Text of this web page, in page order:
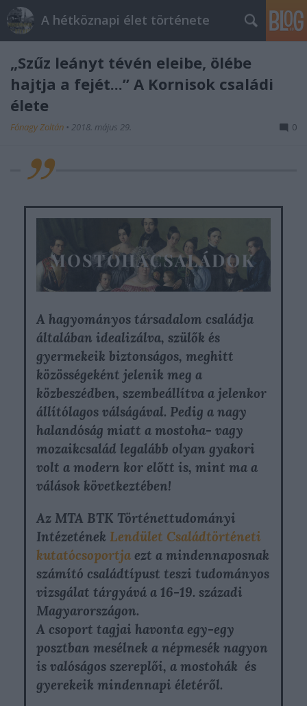
A hétköznapi élet története
„Szűz leányt tévén eleibe, ölébe
hajtja a fejét...” A Kornisok családi
élete
Fónagy Zoltán • 2018. május 29. 0
A hagyományos társadalom családja
általában idealizálva, szülők és
gyermekeik biztonságos, meghitt
közösségeként jelenik meg a
közbeszédben, szembeállítva a jelenkor
állítólagos válságával. Pedig a nagy
halandóság miatt a mostoha- vagy
mozaikcsalád legalább olyan gyakori
volt a modern kor előtt is, mint ma a
válások következtében!
Az MTA BTK Történettudományi
Intézetének Lendület Családtörténeti
kutatócsoportja ezt a mindennaposnak
számító családtípust teszi tudományos
vizsgálat tárgyává a 16-19. századi
Magyarországon.
A csoport tagjai havonta egy-egy
posztban mesélnek a népmesék nagyon
is valóságos szereplői, a mostohák és
gyerekeik mindennapi életéről.